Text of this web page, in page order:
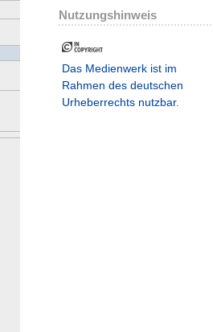
Nutzungshinweis
Das Medienwerk ist im
Rahmen des deutschen
Urheberrechts nutzbar.